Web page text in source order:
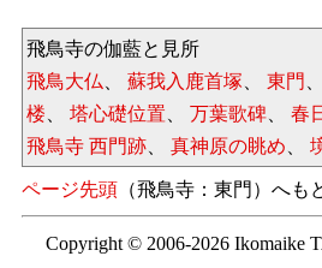
飛鳥寺の伽藍と見所
飛鳥大仏
蘇我入鹿首塚 東門
楼
塔心礎位置 万葉歌碑 春
飛鳥寺 西門跡
真神原の眺め
ページ先頭 （飛鳥寺：東門）へも
Copyright © 2006-2026 Ikomaike